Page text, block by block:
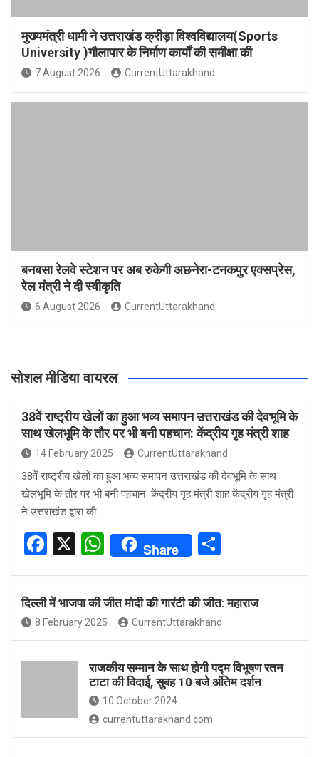
मुख्यमंत्री धामी ने उत्तराखंड क्रीड़ा विश्वविद्यालय(Sports
University )गौलापार के निर्माण कार्यों की समीक्षा की
7 August 2026 CurrentUttarakhand
बनबसा रेलवे स्टेशन पर अब रुकेगी अछनेरा-टनकपुर एक्सप्रेस,
रेल मंत्री ने दी स्वीकृति
6 August 2026 CurrentUttarakhand
सोशल मीडिया वायरल
38वें राष्ट्रीय खेलों का हुआ भव्य समापन उत्तराखंड की देवभूमि के
साथ खेलभूमि के तौर पर भी बनी पहचान: केंद्रीय गृह मंत्री शाह
14 February 2025 CurrentUttarakhand
38वें राष्ट्रीय खेलों का हुआ भव्य समापन उत्तराखंड की देवभूमि के साथ
खेलभूमि के तौर पर भी बनी पहचान: केंद्रीय गृह मंत्री शाह केंद्रीय गृह मंत्री
ने उत्तराखंड द्वारा की…
F
ce
b
o
o
X
W
at
s
A
p
p
Share
e
दिल्ली में भाजपा की जीत मोदी की गारंटी की जीत: महाराज
8 February 2025 CurrentUttarakhand
राजकीय सम्मान के साथ होगी पद्म विभूषण रतन
टाटा की विदाई, सुबह 10 बजे अंतिम दर्शन
10 October 2024
currentuttarakhand.com